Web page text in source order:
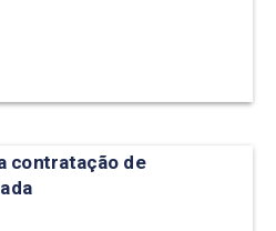
contratação de